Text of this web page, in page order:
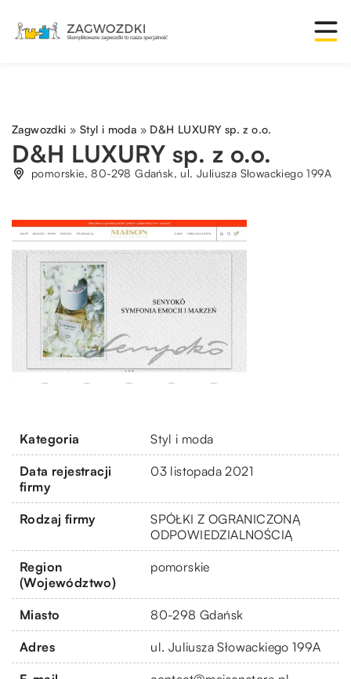
Zagwozdki » Styl i moda » D&H LUXURY sp. z o.o.
D&H LUXURY sp. z o.o.
pomorskie, 80-298 Gdańsk, ul. Juliusza Słowackiego 199A
Kategoria Styl i moda
Data rejestracji
firmy
03 listopada 2021
Rodzaj firmy
SPÓŁKI Z OGRANICZONĄ
ODPOWIEDZIALNOŚCIĄ
Region
(Województwo)
pomorskie
Miasto 80-298 Gdańsk
Adres ul. Juliusza Słowackiego 199A